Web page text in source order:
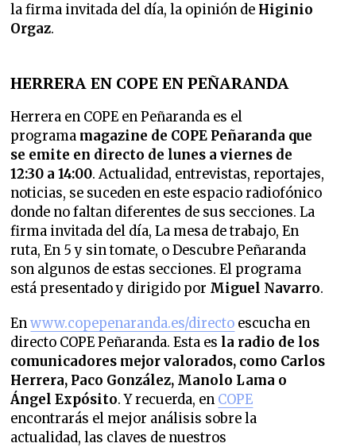
la firma invitada del día, la opinión de Higinio
Orgaz.
HERRERA EN COPE EN PEÑARANDA
Herrera en COPE en Peñaranda es el
programa magazine de COPE Peñaranda que
se emite en directo de lunes a viernes de
12:30 a 14:00. Actualidad, entrevistas, reportajes,
noticias, se suceden en este espacio radiofónico
donde no faltan diferentes de sus secciones. La
firma invitada del día, La mesa de trabajo, En
ruta, En 5 y sin tomate, o Descubre Peñaranda
son algunos de estas secciones. El programa
está presentado y dirigido por Miguel Navarro.
Enwww.copepenaranda.es/directo escucha en
directo COPE Peñaranda. Esta es la radio de los
comunicadores mejor valorados, como Carlos
Herrera, Paco González, Manolo Lama o
Ángel Expósito. Y recuerda, en COPE
encontrarás el mejor análisis sobre la
actualidad, las claves de nuestros